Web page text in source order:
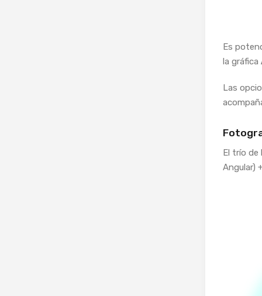
Es
la gráfica
Las
El trío de
Angular)